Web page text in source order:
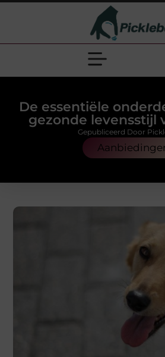
De essentiële
gezonde levensstijl
Gepubliceerd Door